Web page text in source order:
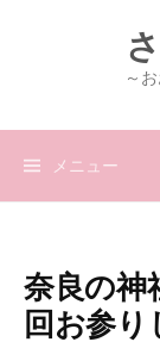
ツ
～
メニュー
奈良の神
回お参